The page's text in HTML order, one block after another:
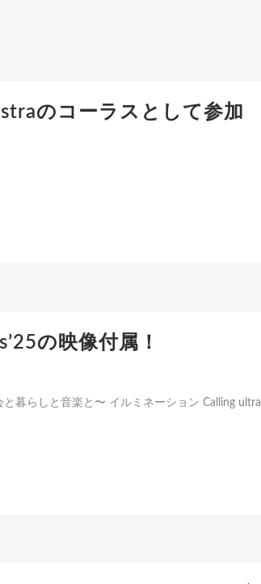
のコーラスとして参加
の映像付属！
暮らしと音楽と〜 イルミネーション Calling ultra